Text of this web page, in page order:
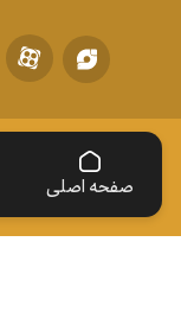
صفحه اصلی